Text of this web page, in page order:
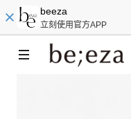
beeza
立刻使用官方APP